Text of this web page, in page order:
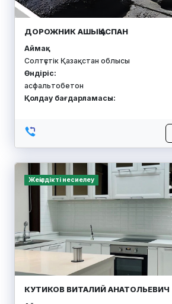
сары май, қаймақ, сүт, сүзбе, ірімшік
Қолдау бағдарламасы:
Қорға кепілдік
DEZ
Аймақ:
Солтүстік Қазақстан облысы
Өндіріс:
Қолдау бағдарламасы: